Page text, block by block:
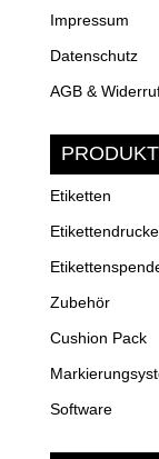
Impressum
Datenschutz
AGB &
Etiketten
Zubehör
Cushion Pack
Software